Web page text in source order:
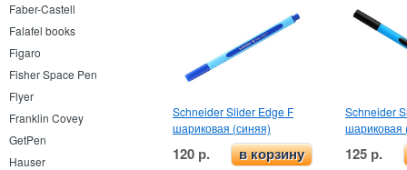
Faber-Castell
Falafel books
Figaro
Fisher Space Pen
Flyer
Franklin Covey
GetPen
Hauser
Schneider Slider Edge F
шариковая (синяя)
120 р. в корзину
Schneider
шариковая
125 р.